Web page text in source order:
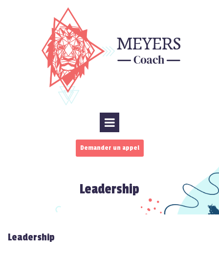
Demander un appel
Leadership
Leadership